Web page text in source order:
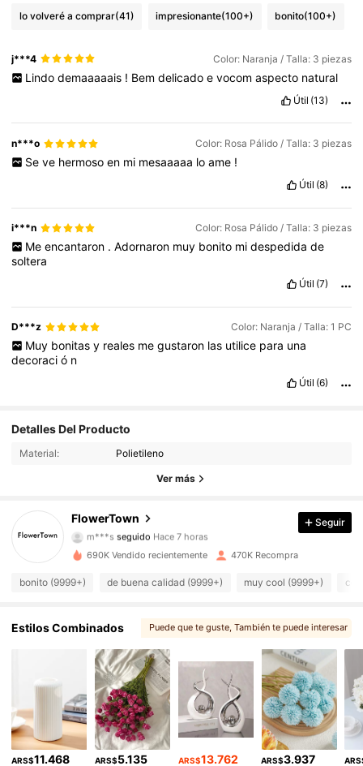
lo volveré a comprar(41) impresionante(100+) bonito(100+)
j***4 Color: Naranja / Talla: 3 piezas
Lindo demaaaaais ! Bem delicado e vocom aspecto natural
Útil (13)
n***o Color: Rosa Pálido / Talla: 3 piezas
Se ve hermoso en mi mesaaaaa lo ame !
Útil (8)
i***n Color: Rosa Pálido / Talla: 3 piezas
Me encantaron . Adornaron muy bonito mi despedida de
soltera
Útil (7)
D***z Color: Naranja / Talla: 1 PC
Muy bonitas y reales me gustaron las utilice para una
decoració n
Útil (6)
Detalles Del Producto
Material: Polietileno
Ver más
FlowerTown
4,92 31K Seguidores
m***s seguido Hace 7 horas
4,92
31K Seguidores
31K Seguidores
4,92 31K Seguidores
4,92 31K Seguidores
4,92 31K Seguidores
Seguir
690K Vendido recientemente 470K Recompra
bonito (9999+) de buena calidad (9999+) muy cool (9999+)
Estilos Combinados Puede que te guste, También te puede interesar
, Selecciones similares
ARS$11.468 ARS$5.135 ARS$13.762 ARS$3.937